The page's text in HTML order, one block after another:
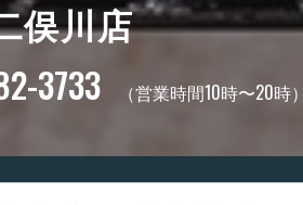
俣川店
3733 （営業時間10時〜20時